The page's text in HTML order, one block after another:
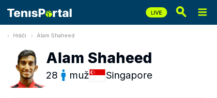
Hráči Alam Shaheed
Alam Shaheed
28 muž Singapore